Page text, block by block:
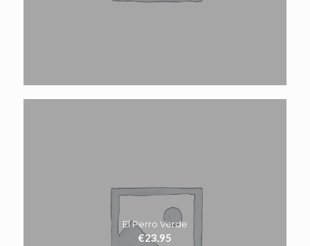
El Perro Verde
€23.95